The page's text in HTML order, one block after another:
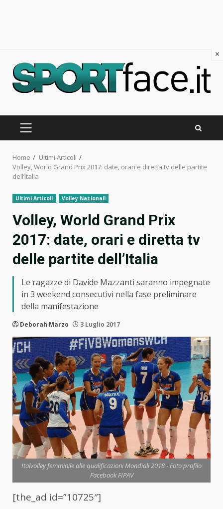
content
PRIMARY
Home
Ultimi Articoli
Volley, World Grand Prix 2017: date, orari e diretta tv delle partite
dell’Italia
Ultimi Articoli Volley Nazionali
Volley, World Grand Prix
2017: date, orari e diretta tv
delle partite dell’Italia
Le ragazze di Davide Mazzanti saranno impegnate
in 3 weekend consecutivi nella fase preliminare
della manifestazione
Deborah Marzo 3 Luglio 2017
Italvolley femminile alle qualificazioni Mondiali 2018 - Foto profilo
Facebook FIPAV
[the_ad id=”10725″]
×